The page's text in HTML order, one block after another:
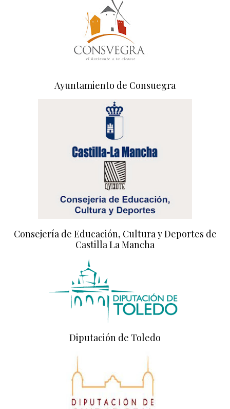
Ayuntamiento de Consuegra
Consejería de Educación, Cultura y Deportes de
Castilla La Mancha
Diputación de Toledo